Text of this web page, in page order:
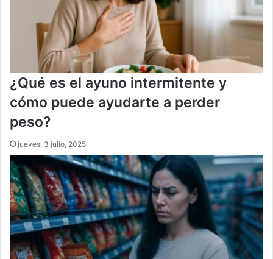
¿Qué es el ayuno intermitente y
cómo puede ayudarte a perder
peso?
jueves, 3 julio, 2025